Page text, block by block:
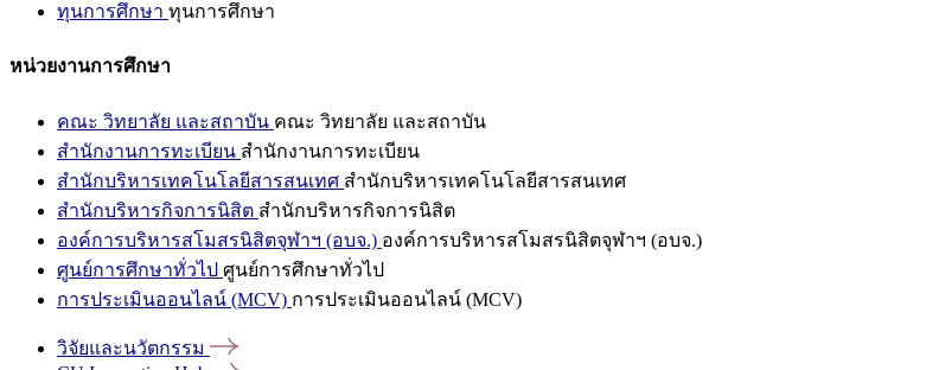
ทุนการศึกษา ทุนการศึกษา
หน่วยงานการศึกษา
คณะ วิทยาลัย และสถาบัน คณะ วิทยาลัย และสถาบัน
สำนักงานการทะเบียน สำนักงานการทะเบียน
สำนักบริหารเทคโนโลยีสารสนเทศ สำนักบริหารเทคโนโลยีสารสนเทศ
สำนักบริหารกิจการนิสิต สำนักบริหารกิจการนิสิต
องค์การบริหารสโมสรนิสิตจุฬาฯ (อบจ.) องค์การบริหารสโมสรนิสิตจุฬาฯ (อบจ.)
ศูนย์การศึกษาทั่วไป ศูนย์การศึกษาทั่วไป
การประเมินออนไลน์ (MCV) การประเมินออนไลน์ (MCV)
วิจัยและนวัตกรรม